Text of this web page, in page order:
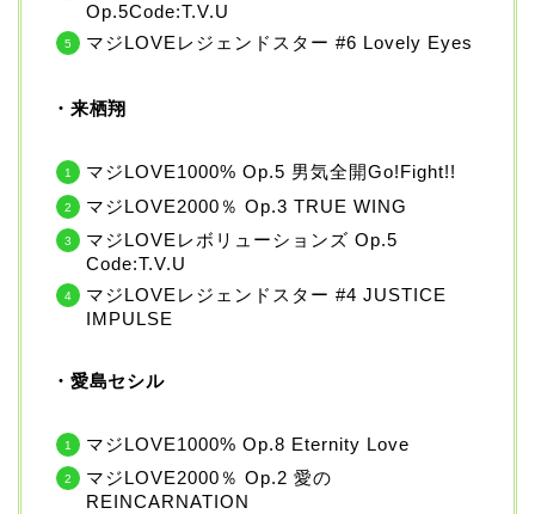
Op.5Code:T.V.U
マジLOVEレジェンドスター #6 Lovely Eyes
・来栖翔
マジLOVE1000% Op.5 男気全開Go!Fight!!
マジLOVE2000％ Op.3 TRUE WING
マジLOVEレボリューションズ Op.5
Code:T.V.U
マジLOVEレジェンドスター #4 JUSTICE
IMPULSE
・愛島セシル
マジLOVE1000% Op.8 Eternity Love
マジLOVE2000％ Op.2 愛の
REINCARNATION